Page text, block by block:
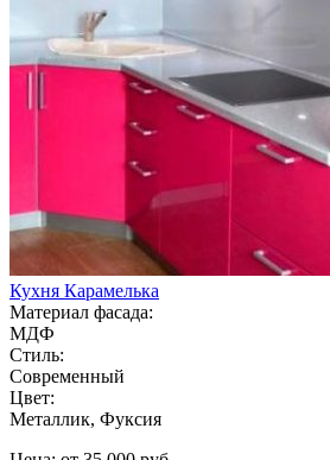
Кухня Карамелька
Материал фасада:
МДФ
Стиль:
Современный
Цвет:
Металлик, Фуксия